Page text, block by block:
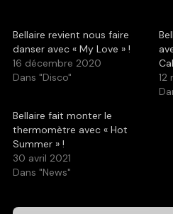
Bellaire revient nous faire
danser avec « My Love » !
16 décembre 2020
Dans "Disco"
12
Bellaire fait monter le
thermomètre avec « Hot
Summer » !
30 avril 2021
Dans "News"